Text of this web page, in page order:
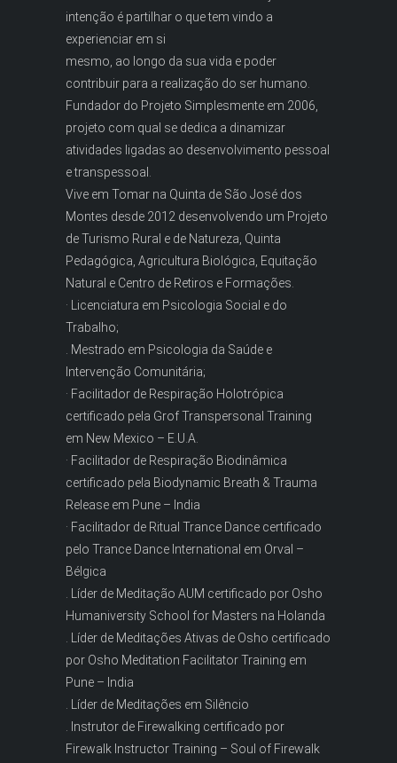
intenção é partilhar o que tem vindo a
experienciar em si
mesmo, ao longo da sua vida e poder
contribuir para a realização do ser humano.
Fundador do Projeto Simplesmente em 2006,
projeto com qual se dedica a dinamizar
atividades ligadas ao desenvolvimento pessoal
e transpessoal.
Vive em Tomar na Quinta de São José dos
Montes desde 2012 desenvolvendo um Projeto
de Turismo Rural e de Natureza, Quinta
Pedagógica, Agricultura Biológica, Equitação
Natural e Centro de Retiros e Formações.
· Licenciatura em Psicologia Social e do
Trabalho;
. Mestrado em Psicologia da Saúde e
Intervenção Comunitária;
· Facilitador de Respiração Holotrópica
certificado pela Grof Transpersonal Training
em New Mexico – E.U.A.
· Facilitador de Respiração Biodinâmica
certificado pela Biodynamic Breath & Trauma
Release em Pune – India
· Facilitador de Ritual Trance Dance certificado
pelo Trance Dance International em Orval –
Bélgica
. Líder de Meditação AUM certificado por Osho
Humaniversity School for Masters na Holanda
. Líder de Meditações Ativas de Osho certificado
por Osho Meditation Facilitator Training em
Pune – India
. Líder de Meditações em Silêncio
. Instrutor de Firewalking certificado por
Firewalk Instructor Training – Soul of Firewalk